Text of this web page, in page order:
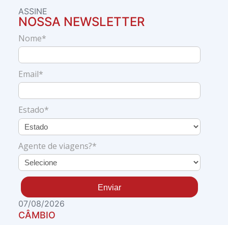
ASSINE
NOSSA NEWSLETTER
Nome*
Email*
Estado*
Agente de viagens?*
Enviar
07/08/2026
CÂMBIO